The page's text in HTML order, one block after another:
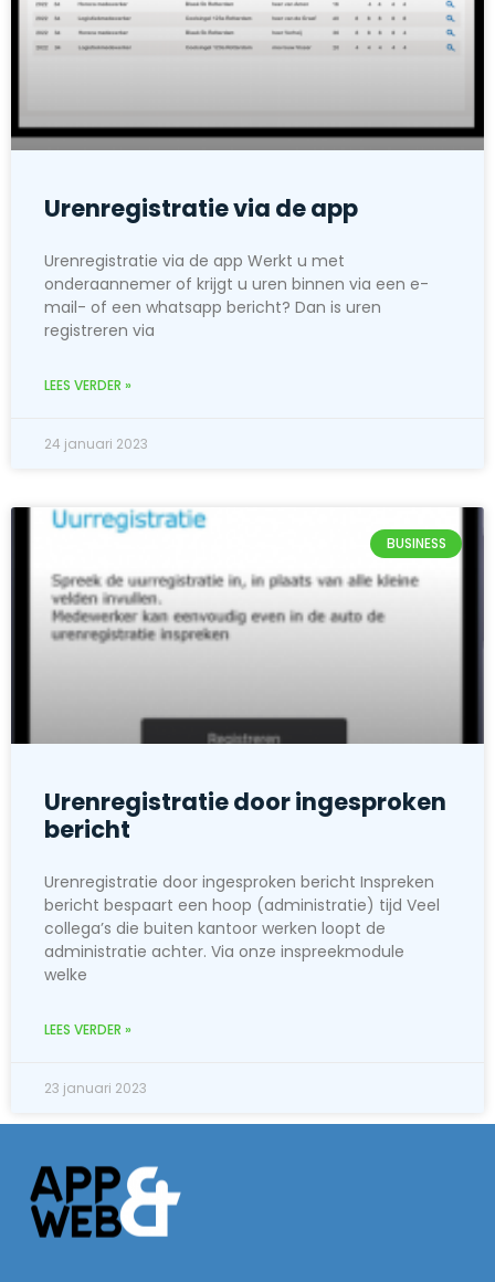
Urenregistratie via de app
Urenregistratie via de app Werkt u met
onderaannemer of krijgt u uren binnen via een e-
mail- of een whatsapp bericht? Dan is uren
registreren via
LEES VERDER »
24 januari 2023
BUSINESS
Urenregistratie door ingesproken
bericht
Urenregistratie door ingesproken bericht Inspreken
bericht bespaart een hoop (administratie) tijd Veel
collega’s die buiten kantoor werken loopt de
administratie achter. Via onze inspreekmodule
welke
LEES VERDER »
23 januari 2023